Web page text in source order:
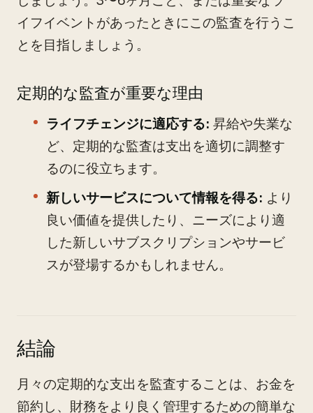
イフイベントがあったときにこの監査を行うこ
とを目指しましょう。
定期的な監査が重要な理由
ライフチェンジに適応する: 昇給や失業な
ど、定期的な監査は支出を適切に調整す
るのに役立ちます。
新しいサービスについて情報を得る: より
良い価値を提供したり、ニーズにより適
した新しいサブスクリプションやサービ
スが登場するかもしれません。
結論
月々の定期的な支出を監査することは、お金を
節約し、財務をより良く管理するための簡単な